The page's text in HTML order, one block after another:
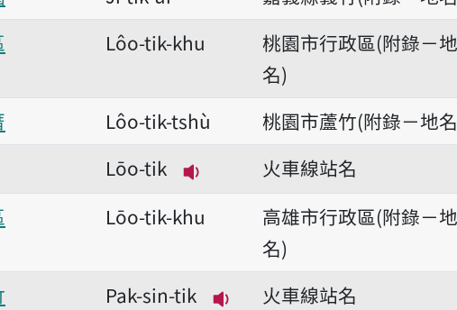
Lôo-tik-khu
桃園市行政區(附錄－
名)
Lôo-tik-tshù
桃園市蘆竹(附錄－地
Lōo-tik
播放音讀Lōo-tik
火車線站名
Lōo-tik-khu
高雄市行政區(附錄－
名)
Pak-sin-tik
火車線站名